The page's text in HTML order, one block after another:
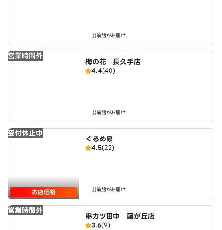
出前館がお届け
営業時間外
梅の花 長久手店
4.4(40)
出前館がお届け
受付休止中
お店価格
ぐるめ家
4.5(22)
出前館がお届け
営業時間外
串カツ田中 藤が丘店
3.6(9)